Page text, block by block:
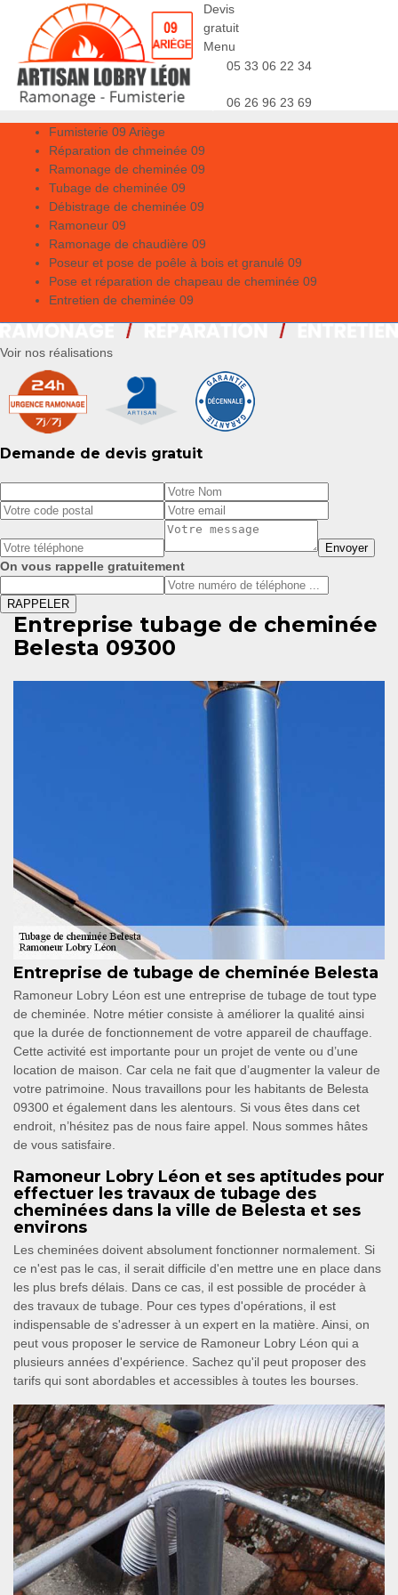
Devis
gratuit
Menu
05 33 06 22 34
06 26 96 23 69
Fumisterie 09 Ariège
Réparation de chmeinée 09
Ramonage de cheminée 09
Tubage de cheminée 09
Débistrage de cheminée 09
Ramoneur 09
Ramonage de chaudière 09
Poseur et pose de poêle à bois et granulé 09
Pose et réparation de chapeau de cheminée 09
Entretien de cheminée 09
Voir nos réalisations
Demande de devis gratuit
On vous rappelle gratuitement
Entreprise tubage de cheminée
Belesta 09300
Entreprise de tubage de cheminée Belesta
Ramoneur Lobry Léon est une entreprise de tubage de tout type
de cheminée. Notre métier consiste à améliorer la qualité ainsi
que la durée de fonctionnement de votre appareil de chauffage.
Cette activité est importante pour un projet de vente ou d’une
location de maison. Car cela ne fait que d’augmenter la valeur de
votre patrimoine. Nous travaillons pour les habitants de Belesta
09300 et également dans les alentours. Si vous êtes dans cet
endroit, n’hésitez pas de nous faire appel. Nous sommes hâtes
de vous satisfaire.
Ramoneur Lobry Léon et ses aptitudes pour
effectuer les travaux de tubage des
cheminées dans la ville de Belesta et ses
environs
Les cheminées doivent absolument fonctionner normalement. Si
ce n'est pas le cas, il serait difficile d'en mettre une en place dans
les plus brefs délais. Dans ce cas, il est possible de procéder à
des travaux de tubage. Pour ces types d'opérations, il est
indispensable de s'adresser à un expert en la matière. Ainsi, on
peut vous proposer le service de Ramoneur Lobry Léon qui a
plusieurs années d'expérience. Sachez qu'il peut proposer des
tarifs qui sont abordables et accessibles à toutes les bourses.